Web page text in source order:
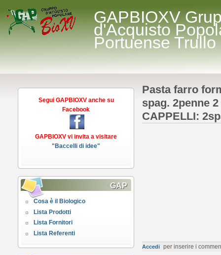
GAPBIOXV
d'Acquisto
Portuense Trullo
Segui GAPBIOXV anche su
Facebook
GAPBIOXV vi invita a visitare
"Baccelli di idee"
GAP
Cosa è il Biologico
Lista Prodotti
Lista Fornitori
Lista Referenti
Pasta farro
spag. 2penne
CAPPELLI:
Accedi per inserire i